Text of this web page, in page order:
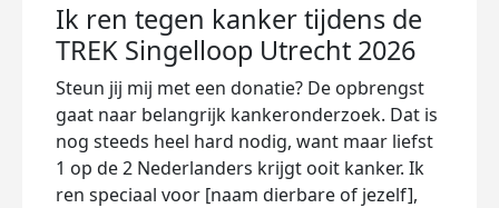
Ik ren tegen kanker tijdens de
TREK Singelloop Utrecht 2026
Steun jij mij met een donatie? De opbrengst
gaat naar belangrijk kankeronderzoek. Dat is
nog steeds heel hard nodig, want maar liefst
1 op de 2 Nederlanders krijgt ooit kanker. Ik
ren speciaal voor [naam dierbare of jezelf],